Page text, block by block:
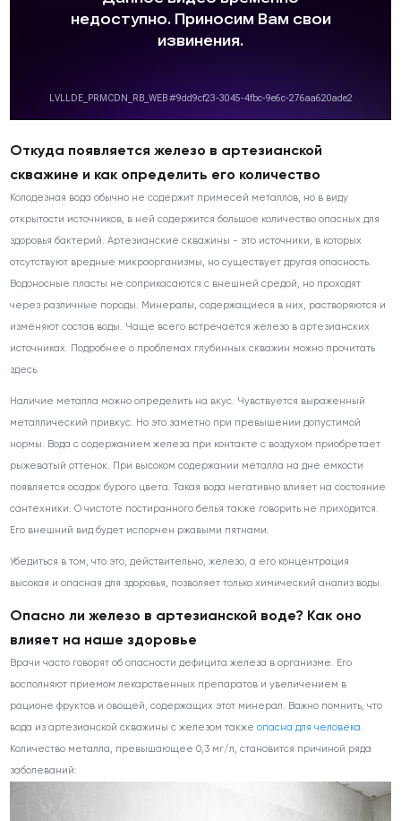
Откуда появляется железо в артезианской
скважине и как определить его количество
Колодезная вода обычно не содержит примесей металлов, но в виду
открытости источников, в ней содержится большое количество опасных для
здоровья бактерий. Артезианские скважины - это источники, в которых
отсутствуют вредные микроорганизмы, но существует другая опасность.
Водоносные пласты не соприкасаются с внешней средой, но проходят
через различные породы. Минералы, содержащиеся в них, растворяются и
изменяют состав воды. Чаще всего встречается железо в артезианских
источниках. Подробнее о проблемах глубинных скважин можно прочитать
здесь.
Наличие металла можно определить на вкус. Чувствуется выраженный
металлический привкус. Но это заметно при превышении допустимой
нормы. Вода с содержанием железа при контакте с воздухом приобретает
рыжеватый оттенок. При высоком содержании металла на дне емкости
появляется осадок бурого цвета. Такая вода негативно влияет на состояние
сантехники. О чистоте постиранного белья также говорить не приходится.
Его внешний вид будет испорчен ржавыми пятнами.
Убедиться в том, что это, действительно, железо, а его концентрация
высокая и опасная для здоровья, позволяет только химический анализ воды.
Опасно ли железо в артезианской воде? Как оно
влияет на наше здоровье
Врачи часто говорят об опасности дефицита железа в организме. Его
восполняют приемом лекарственных препаратов и увеличением в
рационе фруктов и овощей, содержащих этот минерал. Важно помнить, что
вода из артезианской скважины с железом такжеопасна для человека.
Количество металла, превышающее 0,3 мг/л, становится причиной ряда
заболеваний: